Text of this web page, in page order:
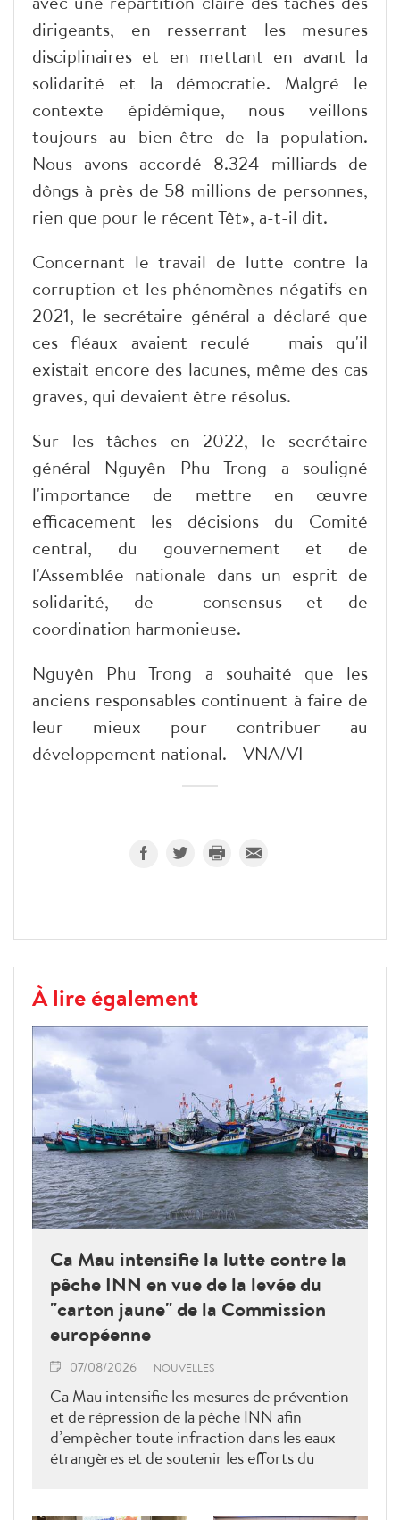
dirigeants, en resserrant les mesures
disciplinaires et en mettant en avant la
solidarité et la démocratie. Malgré le
contexte épidémique, nous veillons
toujours au bien-être de la population.
Nous avons accordé 8.324 milliards de
dôngs à près de 58 millions de personnes,
rien que pour le récent Têt», a-t-il dit.
Concernant le travail de lutte contre la
corruption et les phénomènes négatifs en
2021, le secrétaire général a déclaré que
ces fléaux avaient reculé mais qu'il
existait encore des lacunes, même des cas
graves, qui devaient être résolus.
Sur les tâches en 2022, le secrétaire
général Nguyên Phu Trong a souligné
l'importance de mettre en œuvre
efficacement les décisions du Comité
central, du gouvernement et de
l'Assemblée nationale dans un esprit de
solidarité, de consensus et de
coordination harmonieuse.
Nguyên Phu Trong a souhaité que les
anciens responsables continuent à faire de
leur mieux pour contribuer au
développement national. - VNA/VI
À lire également
Ca Mau intensifie la lutte contre la
pêche INN en vue de la levée du
"carton jaune" de la Commission
européenne
07/08/2026 NOUVELLES
Ca Mau intensifie les mesures de prévention
et de répression de la pêche INN afin
d’empêcher toute infraction dans les eaux
étrangères et de soutenir les efforts du